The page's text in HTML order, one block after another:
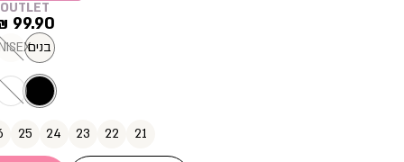
OUTLET
מחיר
מוצר
99.90 ₪
בנים
21
22
23
24
25